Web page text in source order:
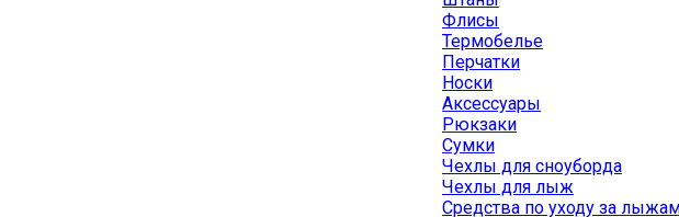
Флисы
Термобелье
Перчатки
Носки
Аксессуары
Рюкзаки
Сумки
Чехлы для сноуборда
Чехлы для лыж
Средства по уходу за